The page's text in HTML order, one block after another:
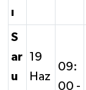
ı
S
ar
u
19
Haz
09:
00 -